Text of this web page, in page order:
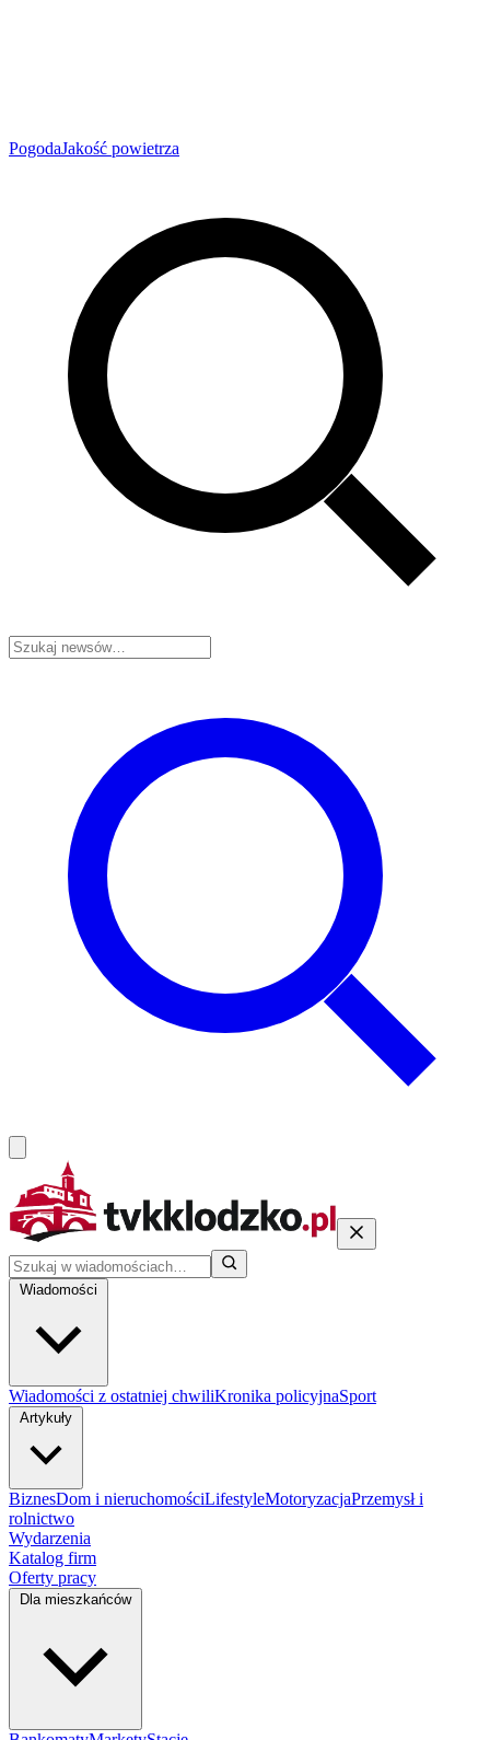
PogodaJakość powietrza
Wiadomości
Wiadomości z ostatniej chwiliKronika policyjnaSport
Artykuły
BiznesDom i nieruchomościLifestyleMotoryzacjaPrzemysł i
rolnictwo
Wydarzenia
Katalog firm
Oferty pracy
Dla mieszkańców